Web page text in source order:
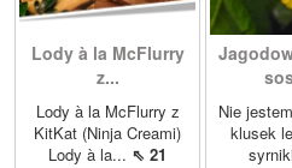
Lody à la McFlurry
z...
Lody à la McFlurry z
KitKat (Ninja Creami)
Lody à la... ⇖ 21
Nie
klusek